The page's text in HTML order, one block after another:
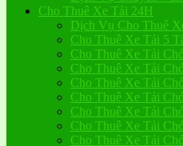
Cho Thuê Xe Tải 24H
Dịch Vụ Cho Thuê
Cho Thuê Xe Tải 5
Cho Thuê Xe Tải
Cho Thuê Xe Tải
Cho Thuê Xe Tải
Cho Thuê Xe Tải
Cho Thuê Xe Tải
Cho Thuê Xe Tải
Cho Thuê Xe Tải